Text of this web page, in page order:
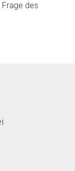
des